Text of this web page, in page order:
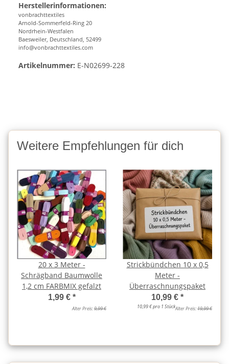
Herstellerinformationen:
vonbrachttextiles
Arnold-Sommerfeld-Ring 20
Nordrhein-Westfalen
Baesweiler, Deutschland, 52499
info@vonbrachttextiles.com
Artikelnummer: E-N02699-228
Weitere Empfehlungen für dich
20 x 3 Meter -
Schrägband Baumwolle
1,2 cm FARBMIX gefalzt
1,99 € *
Alter Preis:9,99 €
Strickbündchen 10 x 0,5
Meter -
Überraschnungspaket
10,99 € *
10,99 € pro 1 StückAlter Preis:19,99 €